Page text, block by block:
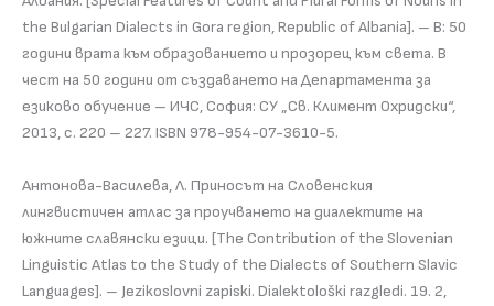
the Bulgarian Dialects in Gora region, Republic of Albania]. – В: 50
години врата към образованието и прозорец към света. В
чест на 50 години от създаването на Департамента за
езиково обучение – ИЧС, София: СУ „Св. Климент Охридски“,
2013, с. 220 – 227. ISBN 978-954-07-3610-5.
Антонова-Василева, Л. Приносът на Словенския
лингвистичен атлас за проучването на диалектите на
южните славянски езици. [The Contribution of the Slovenian
Linguistic Atlas to the Study of the Dialects of Southern Slavic
Languages]. – Jezikoslovni zapiski. Dialektološki razgledi. 19. 2,